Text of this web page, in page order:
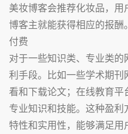
美妆博客会推荐化妆品，用
博客主就能获得相应的报酬。
付费
对于一些知识类、专业类
利手段。比如一些学术期
看和下载论文；在线教育
专业知识和技能。这种盈
特性和实用性，能够满足